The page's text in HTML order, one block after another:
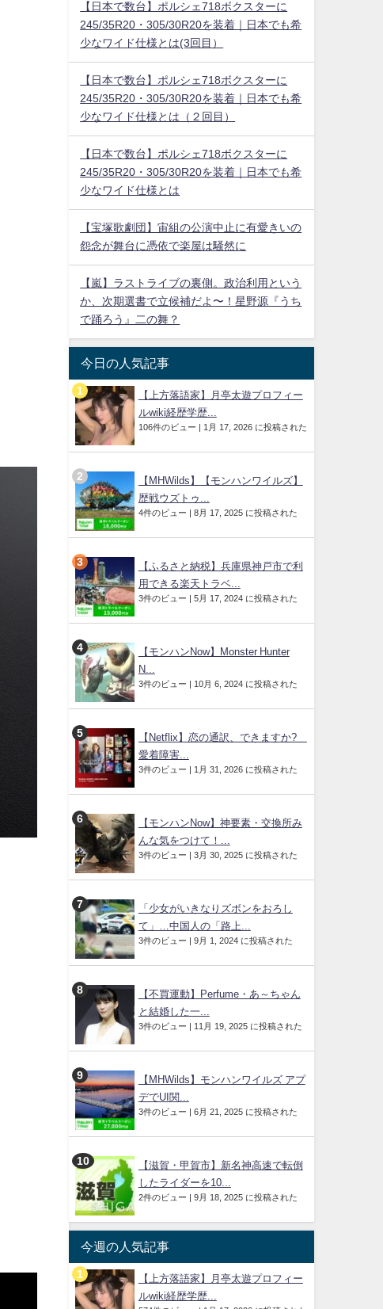
【日本で数台】ポルシェ718ボクスターに
245/35R20・305/30R20を装着｜日本でも希
少なワイド仕様とは(3回目）
【日本で数台】ポルシェ718ボクスターに
245/35R20・305/30R20を装着｜日本でも希
少なワイド仕様とは（２回目）
【日本で数台】ポルシェ718ボクスターに
245/35R20・305/30R20を装着｜日本でも希
少なワイド仕様とは
【宝塚歌劇団】宙組の公演中止に有愛きいの
怨念が舞台に憑依で楽屋は騒然に
【嵐】ラストライブの裏側。政治利用という
か、次期選書で立候補だよ〜！星野源『うち
で踊ろう』二の舞？
今日の人気記事
【上方落語家】月亭太遊プロフィー
ルwiki経歴学歴...
106件のビュー | 1月 17, 2026 に投稿された
【MHWilds】【モンハンワイルズ】
歴戦ウズトゥ...
4件のビュー | 8月 17, 2025 に投稿された
【ふるさと納税】兵庫県神戸市で利
用できる楽天トラベ...
3件のビュー | 5月 17, 2024 に投稿された
【モンハンNow】Monster Hunter
N...
3件のビュー | 10月 6, 2024 に投稿された
【Netflix】恋の通訳、できますか?
愛着障害...
3件のビュー | 1月 31, 2026 に投稿された
【モンハンNow】神要素・交換所み
んな気をつけて！...
3件のビュー | 3月 30, 2025 に投稿された
「少女がいきなりズボンをおろし
て」…中国人の「路上...
3件のビュー | 9月 1, 2024 に投稿された
【不買運動】Perfume・あ～ちゃん
と結婚した一...
3件のビュー | 11月 19, 2025 に投稿された
【MHWilds】モンハンワイルズ アプ
デでUI関...
3件のビュー | 6月 21, 2025 に投稿された
【滋賀・甲賀市】新名神高速で転倒
したライダーを10...
2件のビュー | 9月 18, 2025 に投稿された
今週の人気記事
【上方落語家】月亭太遊プロフィー
ルwiki経歴学歴...